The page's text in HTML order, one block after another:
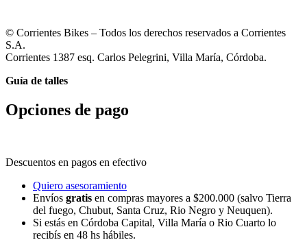
© Corrientes Bikes – Todos los derechos reservados a Corrientes
S.A.
Corrientes 1387 esq. Carlos Pelegrini, Villa María, Córdoba.
Guía de talles
Opciones de pago
Descuentos en pagos en efectivo
Quiero asesoramiento
Envíos gratis en compras mayores a $200.000 (salvo Tierra
del fuego, Chubut, Santa Cruz, Rio Negro y Neuquen).
Si estás en Córdoba Capital, Villa María o Rio Cuarto lo
recibís en 48 hs hábiles.